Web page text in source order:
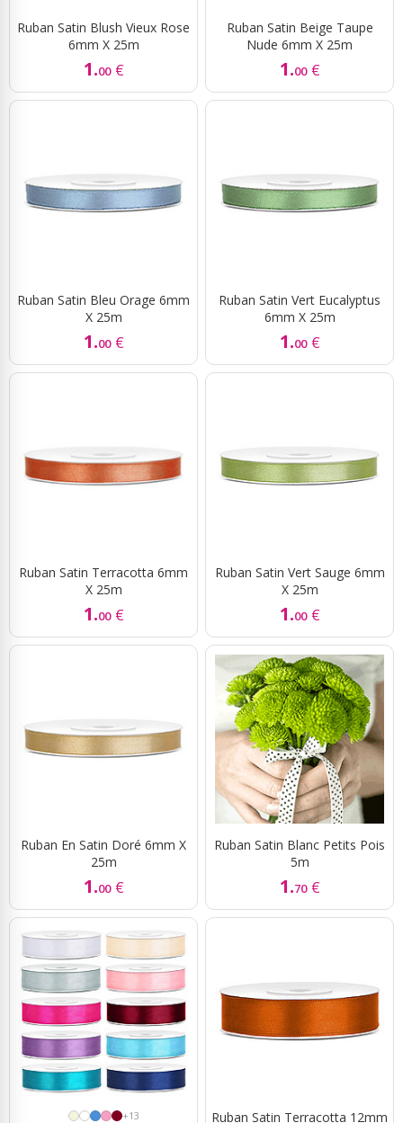
Ruban Satin Blush Vieux Rose
6mm X 25m
1.00 €
Ruban Satin Beige Taupe
Nude 6mm X 25m
1.00 €
Ruban Satin Bleu Orage 6mm
X 25m
1.00 €
Ruban Satin Vert Eucalyptus
6mm X 25m
1.00 €
Ruban Satin Terracotta 6mm
X 25m
1.00 €
Ruban Satin Vert Sauge 6mm
X 25m
1.00 €
Ruban En Satin Doré 6mm X
25m
1.00 €
Ruban Satin Blanc Petits Pois
5m
1.70 €
+13 Ruban Satin Terracotta 12mm